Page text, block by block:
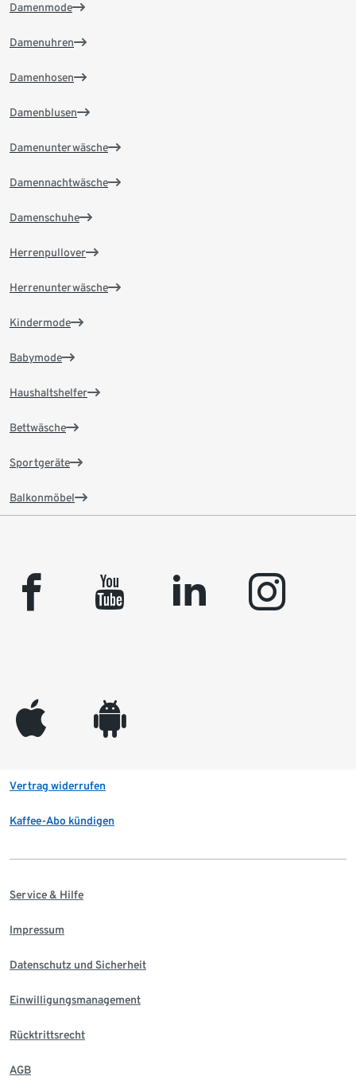
Damenmode
Damenuhren
Damenhosen
Damenblusen
Damenunterwäsche
Damennachtwäsche
Damenschuhe
Herrenpullover
Herrenunterwäsche
Kindermode
Babymode
Haushaltshelfer
Bettwäsche
Sportgeräte
Balkonmöbel
facebook youtube linkedin instagram
appleinc android
Vertrag widerrufen
Kaffee-Abo kündigen
Service & Hilfe
Impressum
Datenschutz und Sicherheit
Einwilligungsmanagement
Rücktrittsrecht
AGB